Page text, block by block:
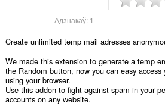
Адзнакаў: 1
Create unlimited temp mail adresses
We made this extension to generate a temp
the Random button, now you can easy
using your browser.
Use this addon to fight against spam in your
accounts on any website.